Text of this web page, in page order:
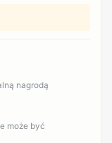
nagrodą
może być